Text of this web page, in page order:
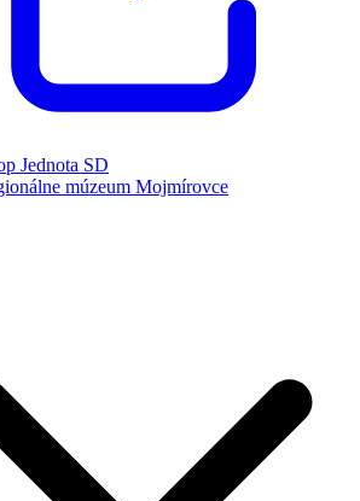
Jednota SD
múzeum Mojmírovce